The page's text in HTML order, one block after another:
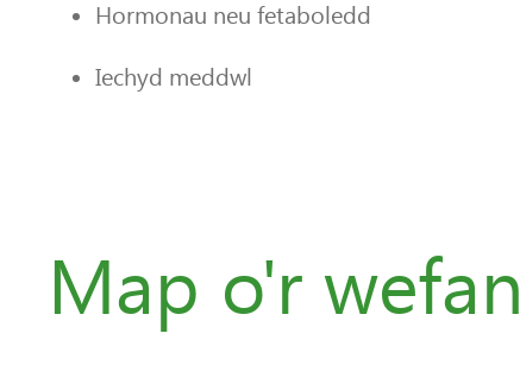
Hormonau neu fetaboledd
Iechyd meddwl
Map o'r wefan